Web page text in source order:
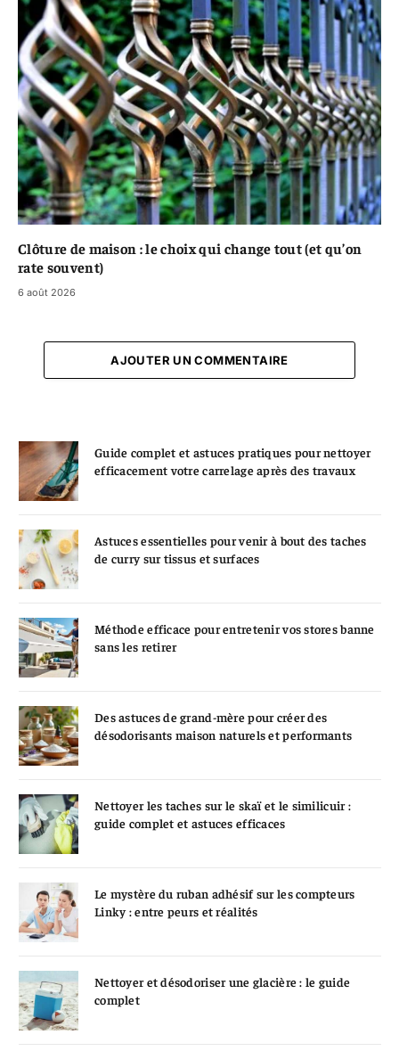
Clôture de maison : le choix qui change tout (et qu’on
rate souvent)
6 août 2026
AJOUTER UN COMMENTAIRE
Guide complet et astuces pratiques pour nettoyer
efficacement votre carrelage après des travaux
Astuces essentielles pour venir à bout des taches
de curry sur tissus et surfaces
Méthode efficace pour entretenir vos stores banne
sans les retirer
Des astuces de grand-mère pour créer des
désodorisants maison naturels et performants
Nettoyer les taches sur le skaï et le similicuir :
guide complet et astuces efficaces
Le mystère du ruban adhésif sur les compteurs
Linky : entre peurs et réalités
Nettoyer et désodoriser une glacière : le guide
complet